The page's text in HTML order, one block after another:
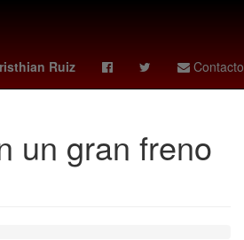
Ruiz Contacto
Aguascalientes
un gran freno